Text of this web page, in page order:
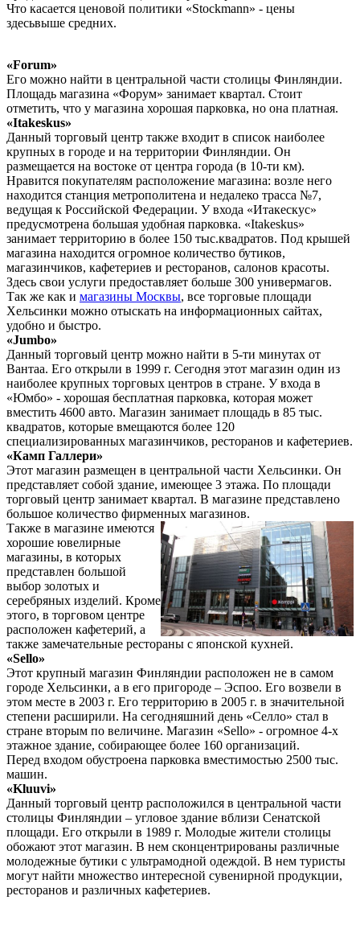
Что касается ценовой политики «Stockmann» - цены
здесьвыше средних.
«Forum»
Его можно найти в центральной части столицы Финляндии.
Площадь магазина «Форум» занимает квартал. Стоит
отметить, что у магазина хорошая парковка, но она платная.
«Itakeskus»
Данный торговый центр также входит в список наиболее
крупных в городе и на территории Финляндии. Он
размещается на востоке от центра города (в 10-ти км).
Нравится покупателям расположение магазина: возле него
находится станция метрополитена и недалеко трасса №7,
ведущая к Российской Федерации. У входа «Итакескус»
предусмотрена большая удобная парковка. «Itakeskus»
занимает территорию в более 150 тыс.квадратов. Под крышей
магазина находится огромное количество бутиков,
магазинчиков, кафетериев и ресторанов, салонов красоты.
Здесь свои услуги предоставляет больше 300 универмагов.
Так же как и магазины Москвы, все торговые площади
Хельсинки можно отыскать на информационных сайтах,
удобно и быстро.
«Jumbo»
Данный торговый центр можно найти в 5-ти минутах от
Вантаа. Его открыли в 1999 г. Сегодня этот магазин один из
наиболее крупных торговых центров в стране. У входа в
«Юмбо» - хорошая бесплатная парковка, которая может
вместить 4600 авто. Магазин занимает площадь в 85 тыс.
квадратов, которые вмещаются более 120
специализированных магазинчиков, ресторанов и кафетериев.
«Камп Галлери»
Этот магазин размещен в центральной части Хельсинки. Он
представляет собой здание, имеющее 3 этажа. По площади
торговый центр занимает квартал. В магазине представлено
большое количество фирменных магазинов.
Также в магазине имеются
хорошие ювелирные
магазины, в которых
представлен большой
выбор золотых и
серебряных изделий. Кроме
этого, в торговом центре
расположен кафетерий, а
также замечательные рестораны с японской кухней.
«Sello»
Этот крупный магазин Финляндии расположен не в самом
городе Хельсинки, а в его пригороде – Эспоо. Его возвели в
этом месте в 2003 г. Его территорию в 2005 г. в значительной
степени расширили. На сегодняшний день «Селло» стал в
стране вторым по величине. Магазин «Sello» - огромное 4-х
этажное здание, собирающее более 160 организаций.
Перед входом обустроена парковка вместимостью 2500 тыс.
машин.
«Kluuvi»
Данный торговый центр расположился в центральной части
столицы Финляндии – угловое здание вблизи Сенатской
площади. Его открыли в 1989 г. Молодые жители столицы
обожают этот магазин. В нем сконцентрированы различные
молодежные бутики с ультрамодной одеждой. В нем туристы
могут найти множество интересной сувенирной продукции,
ресторанов и различных кафетериев.